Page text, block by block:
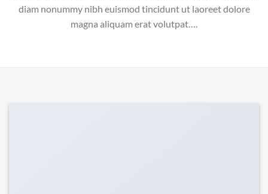
diam nonummy nibh euismod tincidunt ut laoreet dolore
magna aliquam erat volutpat….